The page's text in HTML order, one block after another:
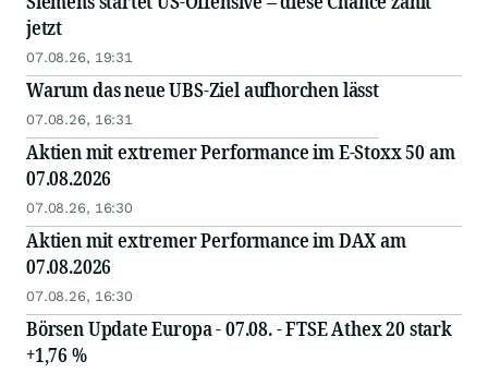
jetzt
07.08.26, 19:31
Warum das neue UBS-Ziel aufhorchen lässt
07.08.26, 16:31
Aktien mit extremer Performance im E-Stoxx 50 am
07.08.2026
07.08.26, 16:30
Aktien mit extremer Performance im DAX am
07.08.2026
07.08.26, 16:30
Börsen Update Europa - 07.08. - FTSE Athex 20 stark
+1,76 %